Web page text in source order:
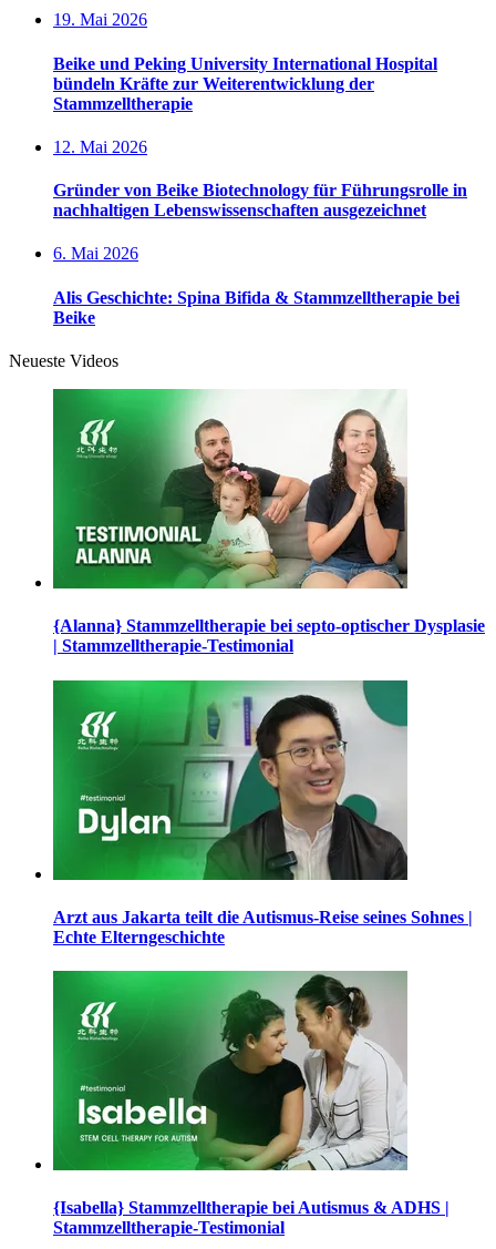
19. Mai 2026
Beike und Peking University International Hospital
bündeln Kräfte zur Weiterentwicklung der
Stammzelltherapie
12. Mai 2026
Gründer von Beike Biotechnology für Führungsrolle in
nachhaltigen Lebenswissenschaften ausgezeichnet
6. Mai 2026
Alis Geschichte: Spina Bifida & Stammzelltherapie bei
Beike
Neueste Videos
{Alanna} Stammzelltherapie bei septo-optischer Dysplasie
| Stammzelltherapie-Testimonial
Arzt aus Jakarta teilt die Autismus-Reise seines Sohnes |
Echte Elterngeschichte
{Isabella} Stammzelltherapie bei Autismus & ADHS |
Stammzelltherapie-Testimonial